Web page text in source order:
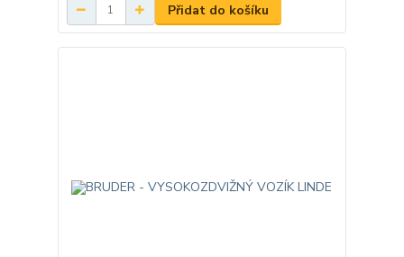
Přidat do košíku